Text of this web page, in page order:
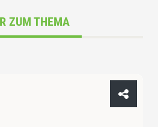
ZUM THEMA